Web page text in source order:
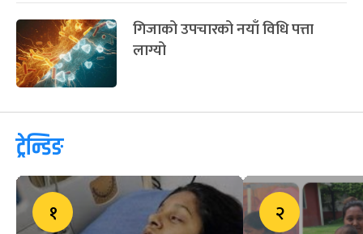
गिजाको उपचारको नयाँ विधि पत्ता
लाग्यो
ट्रेन्डिङ
१ २